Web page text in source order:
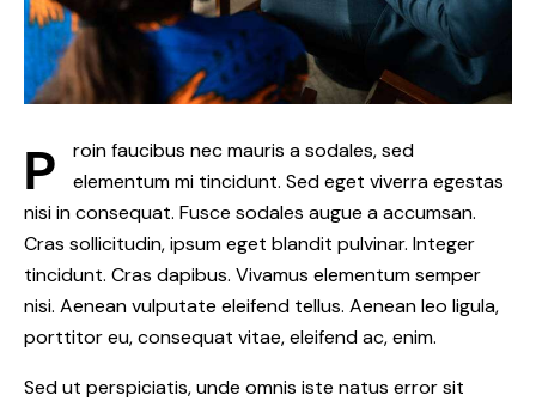
P
roin faucibus nec mauris a sodales, sed
elementum mi tincidunt. Sed eget viverra egestas
nisi in consequat. Fusce sodales augue a accumsan.
Cras sollicitudin, ipsum eget blandit pulvinar. Integer
tincidunt. Cras dapibus. Vivamus elementum semper
nisi. Aenean vulputate eleifend tellus. Aenean leo ligula,
porttitor eu, consequat vitae, eleifend ac, enim.
Sed ut perspiciatis, unde omnis iste natus error sit